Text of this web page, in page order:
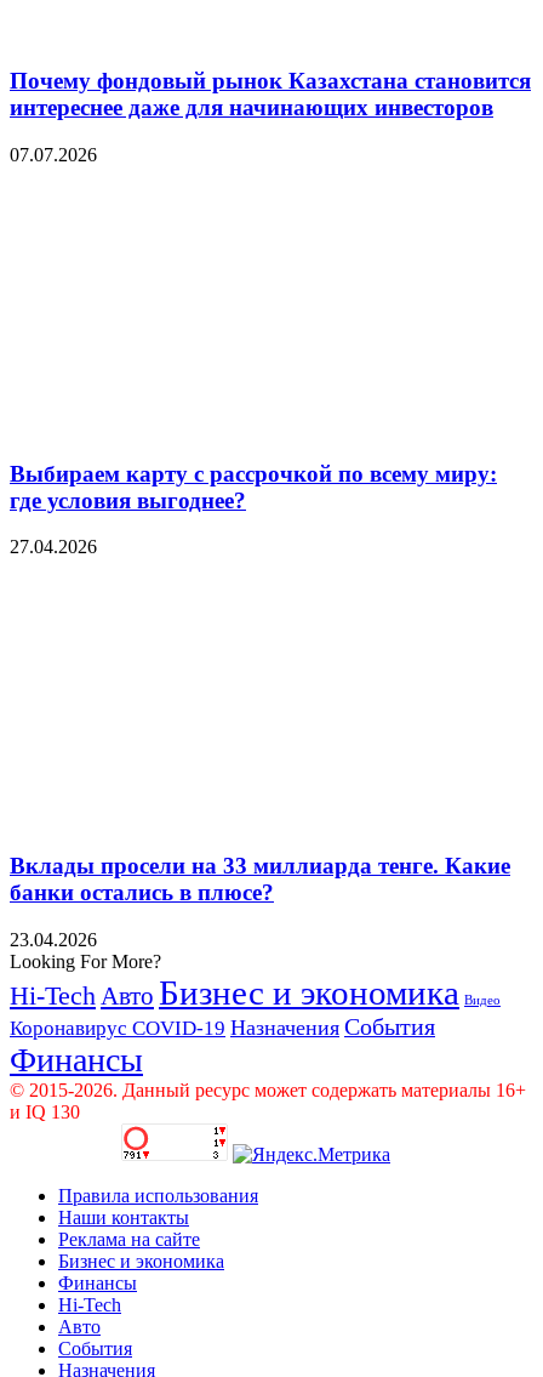
Почему фондовый рынок Казахстана становится
интереснее даже для начинающих инвесторов
07.07.2026
Выбираем карту с рассрочкой по всему миру:
где условия выгоднее?
27.04.2026
Вклады просели на 33 миллиарда тенге. Какие
банки остались в плюсе?
23.04.2026
Looking For More?
Hi-Tech Авто Бизнес и экономика Видео
Коронавирус COVID-19 Назначения События
Финансы
© 2015-2026. Данный ресурс может содержать материалы 16+
и IQ 130
Правила использования
Наши контакты
Реклама на сайте
Бизнес и экономика
Финансы
Hi-Tech
Авто
События
Назначения